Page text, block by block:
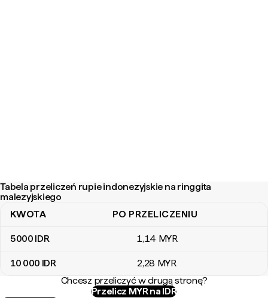
Tabela przeliczeń rupie indonezyjskie na ringgita
malezyjskiego
Tabela przeliczeń rupie indonezyjskie na ringgita malezyjskiego
KWOTA PO PRZELICZENIU
5000 IDR 1,14 MYR
10 000 IDR 2,28 MYR
Chcesz przeliczyć w drugą stronę?
Przelicz MYR na IDR